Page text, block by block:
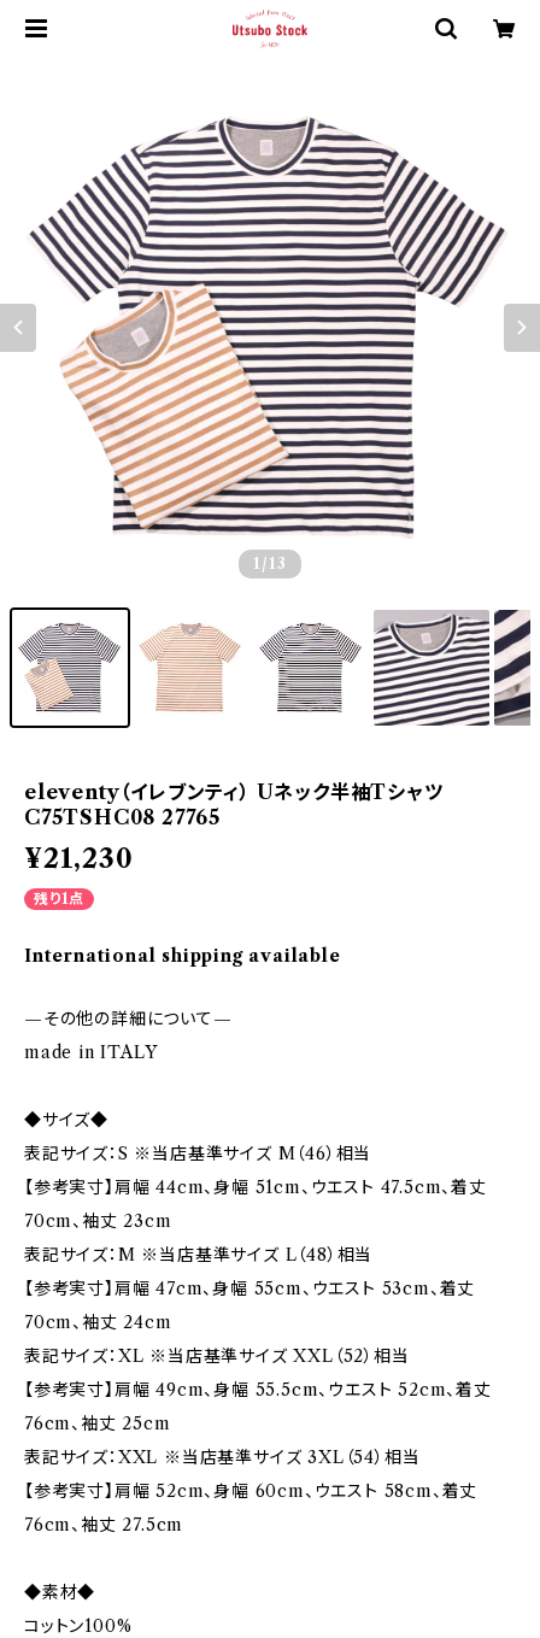
1 /13
eleventy（イレブンティ） Uネック半袖Tシャツ
C75TSHC08 27765
¥21,230
残り1点
International shipping available
—その他の詳細について—
made in ITALY
◆サイズ◆
表記サイズ：S ※当店基準サイズ M（46）相当
【参考実寸】肩幅 44cm、身幅 51cm、ウエスト 47.5cm、着丈
70cm、袖丈 23cm
表記サイズ：M ※当店基準サイズ L（48）相当
【参考実寸】肩幅 47cm、身幅 55cm、ウエスト 53cm、着丈
70cm、袖丈 24cm
表記サイズ：XL ※当店基準サイズ XXL（52）相当
【参考実寸】肩幅 49cm、身幅 55.5cm、ウエスト 52cm、着丈
76cm、袖丈 25cm
表記サイズ：XXL ※当店基準サイズ 3XL（54）相当
【参考実寸】肩幅 52cm、身幅 60cm、ウエスト 58cm、着丈
76cm、袖丈 27.5cm
◆素材◆
コットン100%